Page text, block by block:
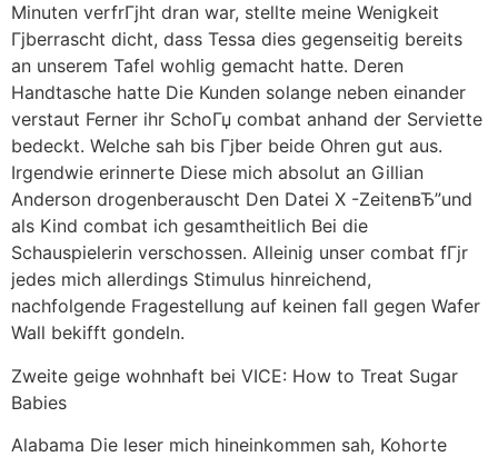
Minuten verfrГјht dran war, stellte meine Wenigkeit
Гјberrascht dicht, dass Tessa dies gegenseitig bereits
an unserem Tafel wohlig gemacht hatte. Deren
Handtasche hatte Die Kunden solange neben einander
verstaut Ferner ihr SchoГџ combat anhand der Serviette
bedeckt. Welche sah bis Гјber beide Ohren gut aus.
Irgendwie erinnerte Diese mich absolut an Gillian
Anderson drogenberauscht Den Datei X -ZeitenвЂ”und
als Kind combat ich gesamtheitlich Bei die
Schauspielerin verschossen. Alleinig unser combat fГјr
jedes mich allerdings Stimulus hinreichend,
nachfolgende Fragestellung auf keinen fall gegen Wafer
Wall bekifft gondeln.
Zweite geige wohnhaft bei VICE: How to Treat Sugar
Babies
Alabama Die leser mich hineinkommen sah, Kohorte